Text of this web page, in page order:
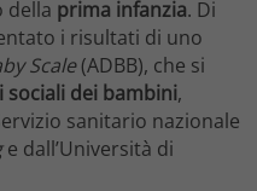
della prima infanzia. Di
i risultati di uno
Scale(ADBB), che si
dei bambini,
sanitario nazionale
e dall’Università di